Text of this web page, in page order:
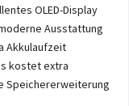
OLED-Display
Ausstattung
Akkulaufzeit
kostet extra
Speichererweiterung